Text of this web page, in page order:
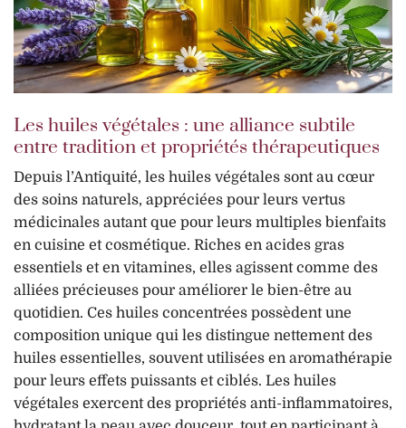
Les huiles végétales : une alliance subtile
entre tradition et propriétés thérapeutiques
Depuis l’Antiquité, les huiles végétales sont au cœur
des soins naturels, appréciées pour leurs vertus
médicinales autant que pour leurs multiples bienfaits
en cuisine et cosmétique. Riches en acides gras
essentiels et en vitamines, elles agissent comme des
alliées précieuses pour améliorer le bien-être au
quotidien. Ces huiles concentrées possèdent une
composition unique qui les distingue nettement des
huiles essentielles, souvent utilisées en aromathérapie
pour leurs effets puissants et ciblés. Les huiles
végétales exercent des propriétés anti-inflammatoires,